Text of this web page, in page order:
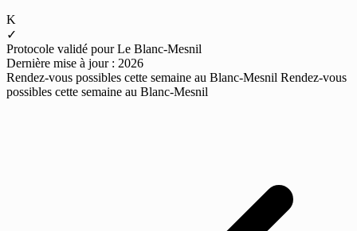
K
✓
Protocole validé pour Le Blanc-Mesnil
Dernière mise à jour : 2026
Rendez-vous possibles cette semaine au Blanc-Mesnil Rendez-vous
possibles cette semaine au Blanc-Mesnil